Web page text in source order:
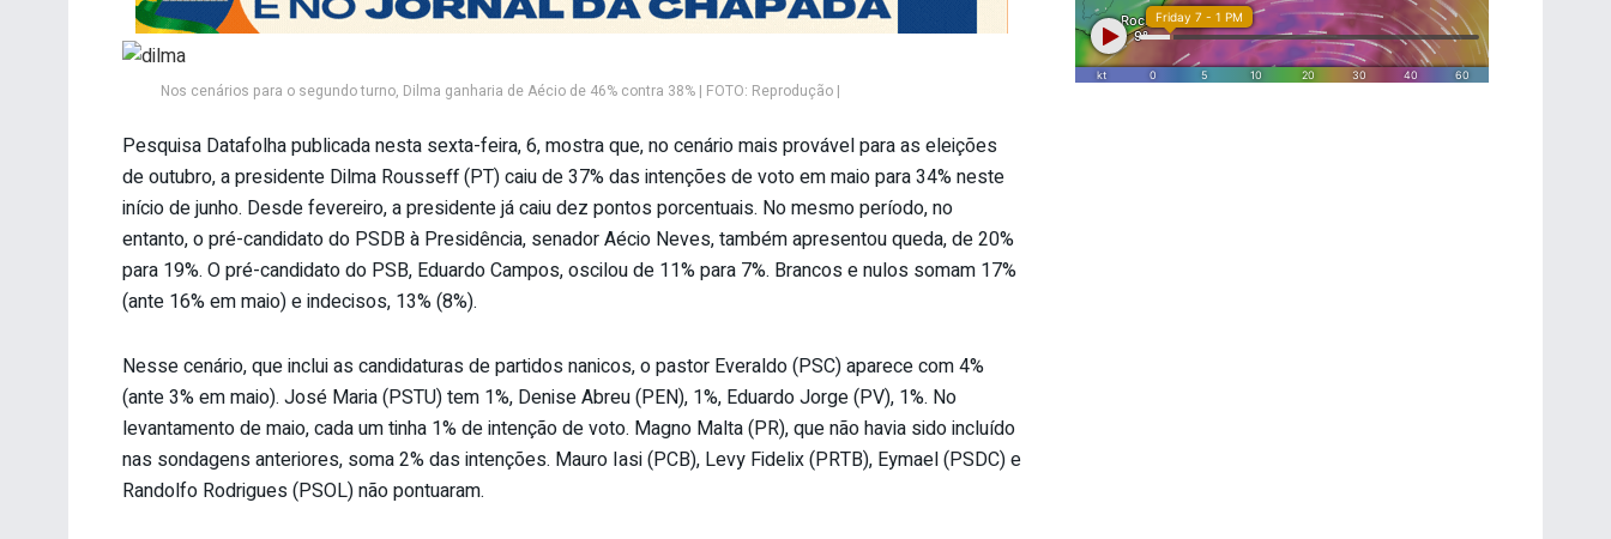
Nos cenários para o segundo turno, Dilma ganharia de Aécio de 46% contra 38% | FOTO: Reprodução |
Pesquisa Datafolha publicada nesta sexta-feira, 6, mostra que, no cenário mais provável para as eleições
de outubro, a presidente Dilma Rousseff (PT) caiu de 37% das intenções de voto em maio para 34% neste
início de junho. Desde fevereiro, a presidente já caiu dez pontos porcentuais. No mesmo período, no
entanto, o pré-candidato do PSDB à Presidência, senador Aécio Neves, também apresentou queda, de 20%
para 19%. O pré-candidato do PSB, Eduardo Campos, oscilou de 11% para 7%. Brancos e nulos somam 17%
(ante 16% em maio) e indecisos, 13% (8%).
Nesse cenário, que inclui as candidaturas de partidos nanicos, o pastor Everaldo (PSC) aparece com 4%
(ante 3% em maio). José Maria (PSTU) tem 1%, Denise Abreu (PEN), 1%, Eduardo Jorge (PV), 1%. No
levantamento de maio, cada um tinha 1% de intenção de voto. Magno Malta (PR), que não havia sido incluído
nas sondagens anteriores, soma 2% das intenções. Mauro Iasi (PCB), Levy Fidelix (PRTB), Eymael (PSDC) e
Randolfo Rodrigues (PSOL) não pontuaram.